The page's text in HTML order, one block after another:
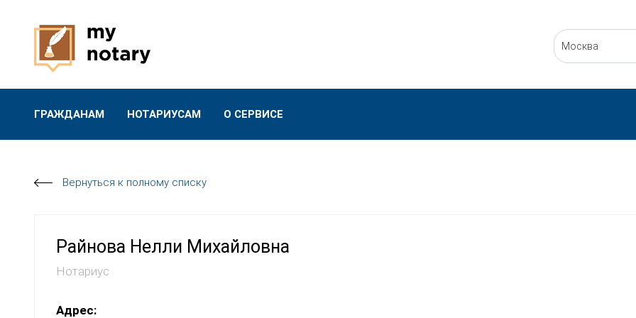
Москва
ГРАЖДАНАМ НОТАРИУСАМ О СЕРВИСЕ
Вернуться к полному списку
Райнова Нелли Михайловна
Нотариус
Адрес: